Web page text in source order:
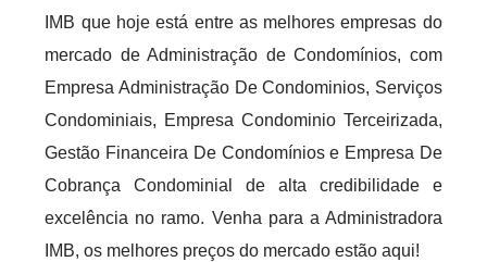
IMB que hoje está entre as melhores empresas do
mercado de Administração de Condomínios, com
Empresa Administração De Condominios, Serviços
Condominiais, Empresa Condominio Terceirizada,
Gestão Financeira De Condomínios e Empresa De
Cobrança Condominial de alta credibilidade e
excelência no ramo. Venha para a Administradora
IMB, os melhores preços do mercado estão aqui!